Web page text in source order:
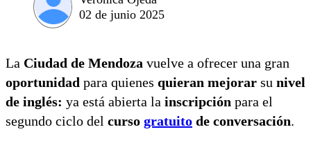
02 de junio 2025
La Ciudad de Mendoza vuelve a ofrecer una gran
oportunidad para quienes quieran mejorar su nivel
de inglés: ya está abierta la inscripción para el
segundo ciclo del curso gratuito de conversación.